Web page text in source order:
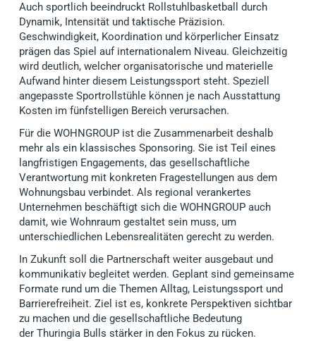
Auch sportlich beeindruckt Rollstuhlbasketball durch
Dynamik, Intensität und taktische Präzision.
Geschwindigkeit, Koordination und körperlicher Einsatz
prägen das Spiel auf internationalem Niveau. Gleichzeitig
wird deutlich, welcher organisatorische und materielle
Aufwand hinter diesem Leistungssport steht. Speziell
angepasste Sportrollstühle können je nach Ausstattung
Kosten im fünfstelligen Bereich verursachen.
Für die WOHNGROUP ist die Zusammenarbeit deshalb
mehr als ein klassisches Sponsoring. Sie ist Teil eines
langfristigen Engagements, das gesellschaftliche
Verantwortung mit konkreten Fragestellungen aus dem
Wohnungsbau verbindet. Als regional verankertes
Unternehmen beschäftigt sich die WOHNGROUP auch
damit, wie Wohnraum gestaltet sein muss, um
unterschiedlichen Lebensrealitäten gerecht zu werden.
In Zukunft soll die Partnerschaft weiter ausgebaut und
kommunikativ begleitet werden. Geplant sind gemeinsame
Formate rund um die Themen Alltag, Leistungssport und
Barrierefreiheit. Ziel ist es, konkrete Perspektiven sichtbar
zu machen und die gesellschaftliche Bedeutung
der Thuringia Bulls stärker in den Fokus zu rücken.